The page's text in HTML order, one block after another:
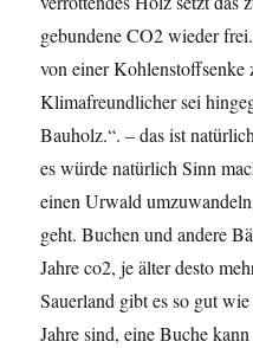
gebundene CO2 wieder
von einer
Klimafreundlicher sei
Bauholz.“. – das ist
es würde natürlich Sinn
einen Urwald
geht. Buchen und andere
Jahre co2, je älter desto
Sauerland gibt es so gut
Jahre sind, eine Buche